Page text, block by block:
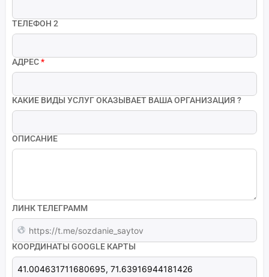
ТЕЛЕФОН 2
АДРЕС*
КАКИЕ ВИДЫ УСЛУГ ОКАЗЫВАЕТ ВАША ОРГАНИЗАЦИЯ ?
ОПИСАНИЕ
ЛИНК ТЕЛЕГРАММ
КООРДИНАТЫ GOOGLE КАРТЫ